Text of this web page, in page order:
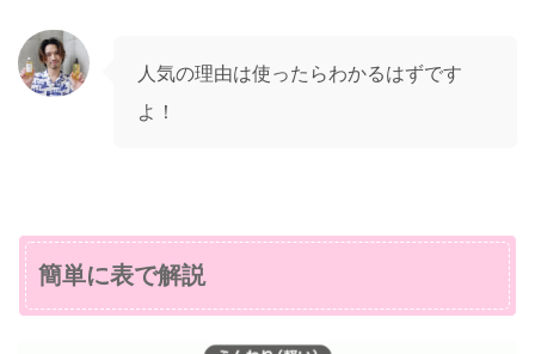
人気の理由は使ったらわかるはずです
よ！
簡単に表で解説